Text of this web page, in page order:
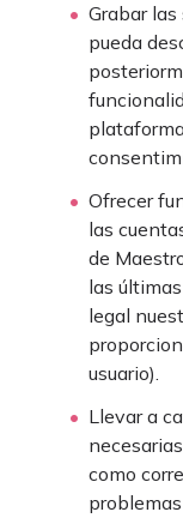
Grabar
pueda
Ofrecer
las
de
las
legal
usuario).
Llevar a
como